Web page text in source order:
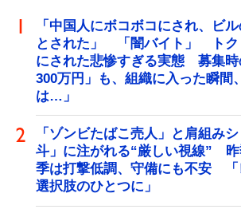
「中国人にボコボコにされ、ビ
とされた」 「闇バイト」 トク
にされた悲惨すぎる実態 募集時
300万円」も、組織に入った瞬間
は…」
「ゾンビたばこ売人」と肩組み
斗」に注がれる“厳しい視線”
季は打撃低調、守備にも不安 「
選択肢のひとつに」